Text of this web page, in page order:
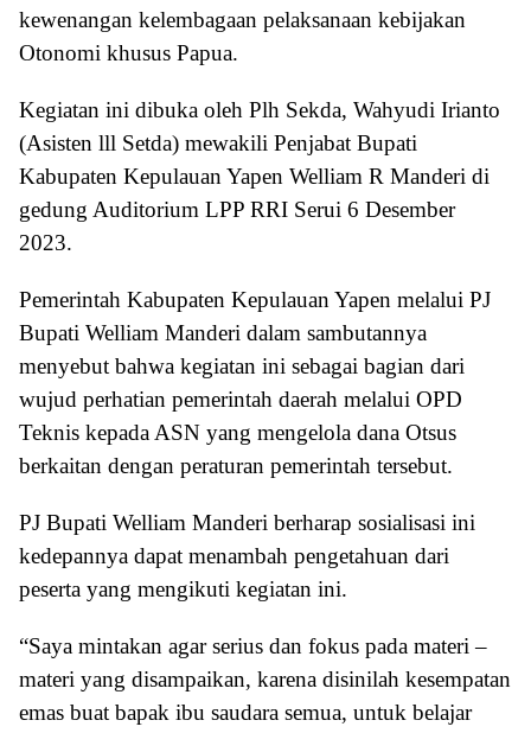
kewenangan kelembagaan pelaksanaan kebijakan
Otonomi khusus Papua.
Kegiatan ini dibuka oleh Plh Sekda, Wahyudi Irianto
(Asisten lll Setda) mewakili Penjabat Bupati
Kabupaten Kepulauan Yapen Welliam R Manderi di
gedung Auditorium LPP RRI Serui 6 Desember
2023.
Pemerintah Kabupaten Kepulauan Yapen melalui PJ
Bupati Welliam Manderi dalam sambutannya
menyebut bahwa kegiatan ini sebagai bagian dari
wujud perhatian pemerintah daerah melalui OPD
Teknis kepada ASN yang mengelola dana Otsus
berkaitan dengan peraturan pemerintah tersebut.
PJ Bupati Welliam Manderi berharap sosialisasi ini
kedepannya dapat menambah pengetahuan dari
peserta yang mengikuti kegiatan ini.
“Saya mintakan agar serius dan fokus pada materi –
materi yang disampaikan, karena disinilah kesempatan
emas buat bapak ibu saudara semua, untuk belajar